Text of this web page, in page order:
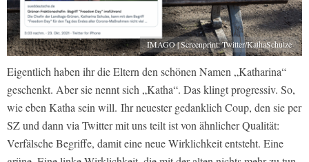
IMAGO | Screenprint: Twitter/KathaSchulze
Eigentlich haben ihr die Eltern den schönen Namen „Katharina“
geschenkt. Aber sie nennt sich „Katha“. Das klingt progressiv. So,
wie eben Katha sein will. Ihr neuester gedanklich Coup, den sie per
SZ und dann via Twitter mit uns teilt ist von ähnlicher Qualität:
Verfälsche Begriffe, damit eine neue Wirklichkeit entsteht. Eine